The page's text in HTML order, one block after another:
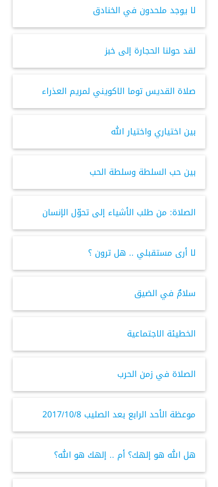
لا يوجد ملحدون في الخنادق
لقد حولنا الحجارة إلى خبز
صلاة القديس توما الاكويني لمريم العذراء
بين اختياري واختيار الله
بين حب السلطة وسلطة الحب
الصلاة: من طلب الأشياء إلى تحوّل الإنسان
لا أرى مستقبلي .. هل ترون ؟
سلامٌ في الضيق
الخطيئة الاجتماعية
الصلاة في زمن الحرب
موعظة الأحد الرابع بعد الصليب 2017/10/8
هل الله هو إلهك؟ أم .. إلهك هو الله؟